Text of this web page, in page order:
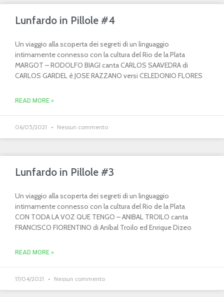
Lunfardo in Pillole #4
Un viaggio alla scoperta dei segreti di un linguaggio
intimamente connesso con la cultura del Rio de la Plata
MARGOT – RODOLFO BIAGI canta CARLOS SAAVEDRA di
CARLOS GARDEL é JOSE RAZZANO versi CELEDONIO FLORES
READ MORE »
06/05/2021 Nessun commento
Lunfardo in Pillole #3
Un viaggio alla scoperta dei segreti di un linguaggio
intimamente connesso con la cultura del Rio de la Plata
CON TODA LA VOZ QUE TENGO – ANIBAL TROILO canta
FRANCISCO FIORENTINO di Aníbal Troilo ed Enrique Dizeo
READ MORE »
17/04/2021 Nessun commento